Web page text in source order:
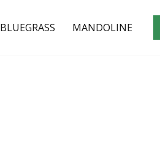
BLUEGRASS MANDOLINE